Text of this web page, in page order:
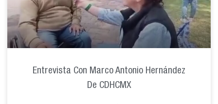
Entrevista Con Marco Antonio Hernández
De CDHCMX